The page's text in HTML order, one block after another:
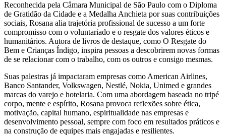
Reconhecida pela Câmara Municipal de São Paulo com o Diploma
de Gratidão da Cidade e a Medalha Anchieta por suas contribuições
sociais, Rosana alia trajetória profissional de sucesso a um forte
compromisso com o voluntariado e o resgate dos valores éticos e
humanitários. Autora de livros de destaque, como O Resgate do
Bem e Crianças Índigo, inspira pessoas a descobrirem novas formas
de se relacionar com o trabalho, com os outros e consigo mesmas.
Suas palestras já impactaram empresas como American Airlines,
Banco Santander, Volkswagen, Nestlé, Nokia, Unimed e grandes
marcas do varejo e hotelaria. Com uma abordagem baseada no tripé
corpo, mente e espírito, Rosana provoca reflexões sobre ética,
motivação, capital humano, espiritualidade nas empresas e
desenvolvimento pessoal, sempre com foco em resultados práticos e
na construção de equipes mais engajadas e resilientes.